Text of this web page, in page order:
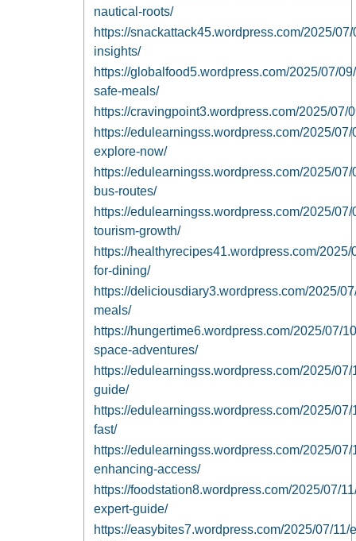
nautical-roots/
https://snackattack45.wordpress.com/2025/
insights/
https://globalfood5.wordpress.com/2025/07/
safe-meals/
https://cravingpoint3.wordpress.com/2025/
https://edulearningss.wordpress.com/2025/
explore-now/
https://edulearningss.wordpress.com/2025/
bus-routes/
https://edulearningss.wordpress.com/2025/
tourism-growth/
https://healthyrecipes41.wordpress.com/
for-dining/
https://deliciousdiary3.wordpress.com/2025/
meals/
https://hungertime6.wordpress.com/2025/07/
space-adventures/
https://edulearningss.wordpress.com/2025/
guide/
https://edulearningss.wordpress.com/2025/
fast/
https://edulearningss.wordpress.com/2025/
enhancing-access/
https://foodstation8.wordpress.com/2025/07/
expert-guide/
https://easybites7.wordpress.com/2025/07/